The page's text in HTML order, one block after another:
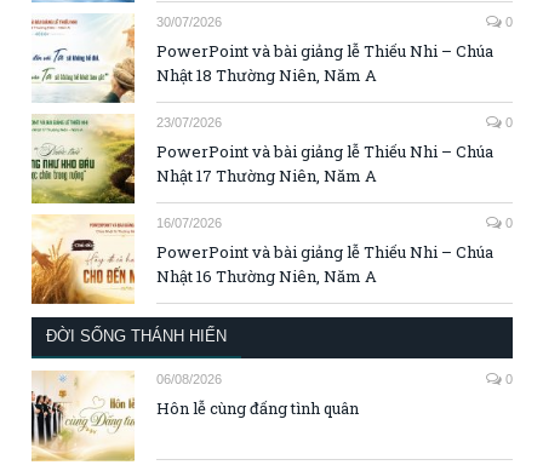
30/07/2026 0
PowerPoint và bài giảng lễ Thiếu Nhi – Chúa
Nhật 18 Thường Niên, Năm A
23/07/2026 0
PowerPoint và bài giảng lễ Thiếu Nhi – Chúa
Nhật 17 Thường Niên, Năm A
16/07/2026 0
PowerPoint và bài giảng lễ Thiếu Nhi – Chúa
Nhật 16 Thường Niên, Năm A
ĐỜI SỐNG THÁNH HIẾN
06/08/2026 0
Hôn lễ cùng đấng tình quân